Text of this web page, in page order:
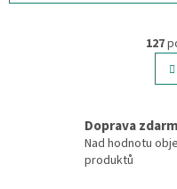
127
Doprava
Nad hodnotu
produktů